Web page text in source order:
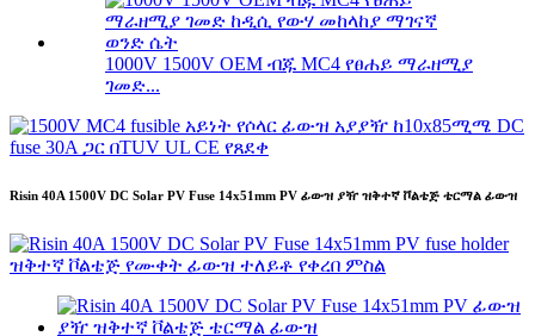
1000V 1500V OEM ብጁ MC4 የፀሐይ ማራዘሚያ
ገመድ...
Risin 40A 1500V DC Solar PV Fuse 14x51mm PV ፊውዝ ያዥ ዝቅተኛ ቮልቴጅ ቴርማል ፊውዝ